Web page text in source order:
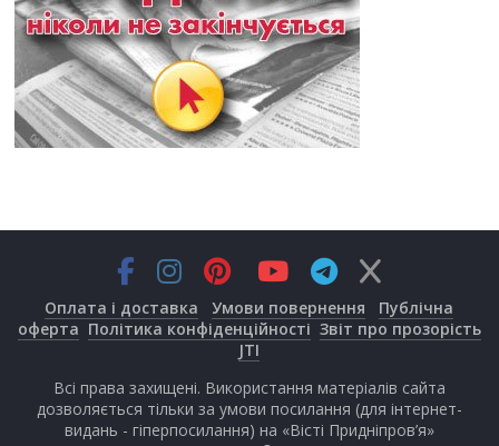
Оплата і доставка Умови повернення
Публічна
оферта Політика конфіденційності Звіт про прозорість
JTI
Всі права захищені. Використання матеріалів сайта
дозволяється тільки за умови посилання (для інтернет-
видань - гіперпосилання) на «Вісті Придніпров’я»